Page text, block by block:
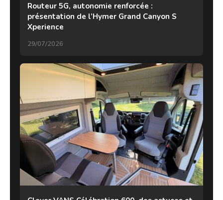
Routeur 5G, autonomie renforcée :
présentation de l’Hymer Grand Canyon S
Xperience
29/07/2026